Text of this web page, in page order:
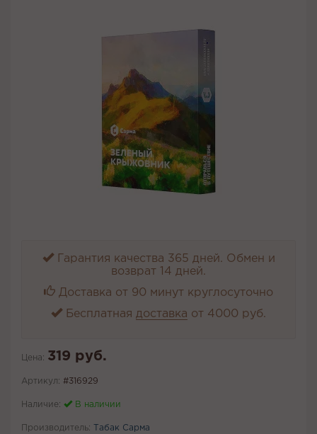
Гарантия качества 365 дней. Обмен и
возврат 14 дней.
Доставка от 90 минут круглосуточно
Бесплатная доставка от 4000 руб.
Цена: 319 руб.
Артикул: #316929
Наличие: В наличии
Производитель: Табак Сарма